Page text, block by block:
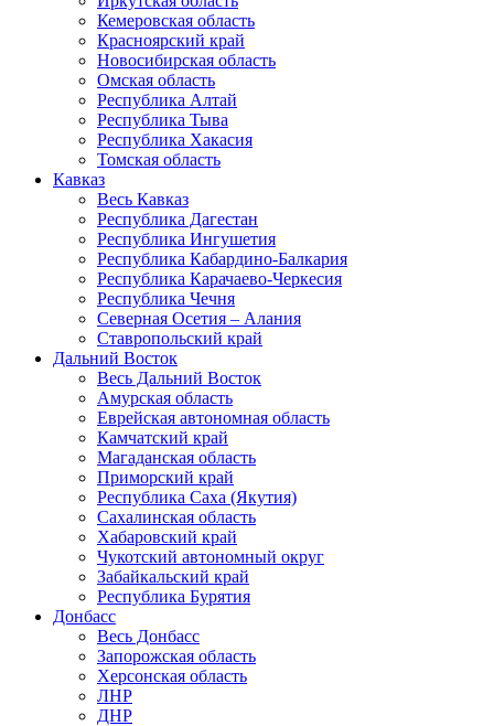
Кемеровская область
Красноярский край
Новосибирская область
Омская область
Республика Алтай
Республика Тыва
Республика Хакасия
Томская область
Кавказ
Весь Кавказ
Республика Дагестан
Республика Ингушетия
Республика Кабардино-Балкария
Республика Карачаево-Черкесия
Республика Чечня
Северная Осетия – Алания
Ставропольский край
Дальний Восток
Весь Дальний Восток
Амурская область
Еврейская автономная область
Камчатский край
Магаданская область
Приморский край
Республика Саха (Якутия)
Сахалинская область
Хабаровский край
Чукотский автономный округ
Забайкальский край
Республика Бурятия
Донбасс
Весь Донбасс
Запорожская область
Херсонская область
ЛНР
ДНР